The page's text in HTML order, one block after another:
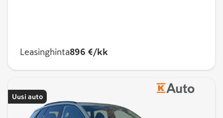
Leasinghinta896 €/kk
Uusi auto